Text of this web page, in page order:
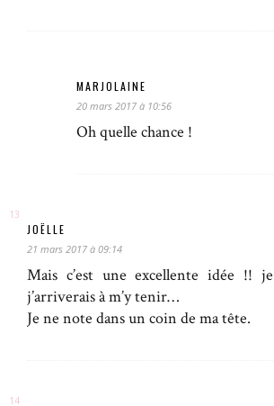
MARJOLAINE
20 mars 2017 à 10:56
Oh quelle chance !
JOËLLE
21 mars 2017 à 09:14
Mais c’est une excellente idée !!
j’arriverais à m’y tenir…
Je ne note dans un coin de ma tête.